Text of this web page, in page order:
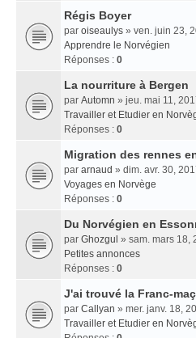
Régis Boyer
par oiseaulys » ven. juin 23,
Apprendre le Norvégien
Réponses : 0
La nourriture à Bergen
par Automn » jeu. mai 11,
Travailler et Etudier en
Réponses : 0
Migration des rennes
par arnaud » dim. avr. 30,
Voyages en Norvège
Réponses : 0
Du Norvégien en
par Ghozgul » sam. mars 18,
Petites annonces
Réponses : 0
J'ai trouvé la Franc-
par Callyan » mer. janv. 18,
Travailler et Etudier en